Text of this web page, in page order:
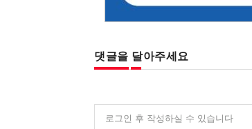
댓글을 달아주세요
로그인 후 작성하실 수 있습니다